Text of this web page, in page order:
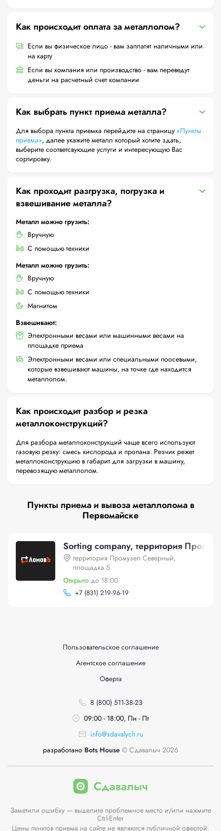
Как происходит оплата за металлолом?
Если вы физическое лицо - вам заплатят наличными или
на карту
Если вы компания или производство - вам переведут
деньги на расчетный счет компании
Как выбрать пункт приема металла?
Для выбора пункта приемка перейдите на страницу «Пункты
приема», далее укажите металл который хотите здать,
выберите соответсвующие услуги и интересующую Вас
сортировку.
Как проходит разгрузка, погрузка и
взвешивание металла?
Металл можно грузить:
Вручную
С помощью техники
Металл можно грузить:
Вручную
С помощью техники
Магнитом
Взвешивают:
Электронными весами или машинными весами на
площадке приема
Электронными весами или специальными поосевыми,
которые взвешивают машины, на точке где находится
металлолом.
Как происходит разбор и резка
металлоконструкций?
Для разбора металлоконструкций чаще всего используют
газовую резку: смесь кислорода и пропана. Резчик режет
металлоконструкцию в габарит для загрузки в машину,
перевозящую металлолом.
Пункты приема и вывоза металлолома в
Первомайске
Sorting company, территория
территория Промузел Северный,
площадка 5
Открыто до 18:00
+7 (831) 219-96-19
Пользовательское соглашение
Агентское соглашение
Оферта
8 (800) 511-38-23
09:00 - 18:00, Пн - Пт
info@sdavalych.ru
разработано Bots House © Сдавалыч 2026
Заметили ошибку — выделите проблемное место и/или нажмите
Ctrl-Enter
Цены пунктов приема на сайте не являются публичной офертой.